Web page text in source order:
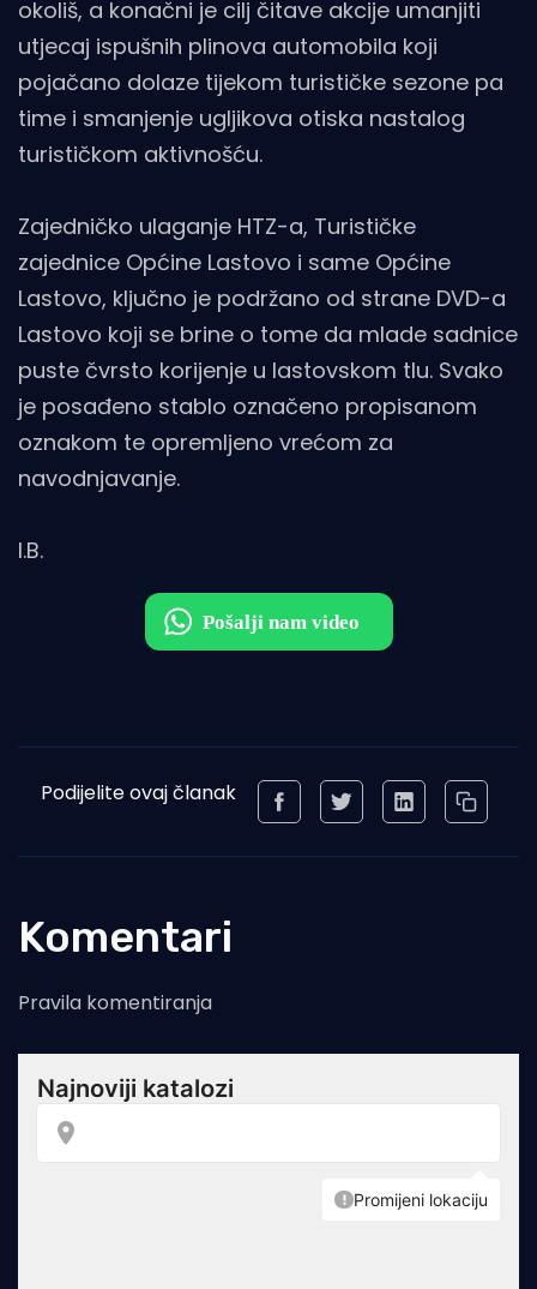
okoliš, a konačni je cilj čitave akcije umanjiti
utjecaj ispušnih plinova automobila koji
pojačano dolaze tijekom turističke sezone pa
time i smanjenje ugljikova otiska nastalog
turističkom aktivnošću.
Zajedničko ulaganje HTZ-a, Turističke
zajednice Općine Lastovo i same Općine
Lastovo, ključno je podržano od strane DVD-a
Lastovo koji se brine o tome da mlade sadnice
puste čvrsto korijenje u lastovskom tlu. Svako
je posađeno stablo označeno propisanom
oznakom te opremljeno vrećom za
navodnjavanje.
I.B.
Podijelite ovaj članak
Komentari
Pravila komentiranja